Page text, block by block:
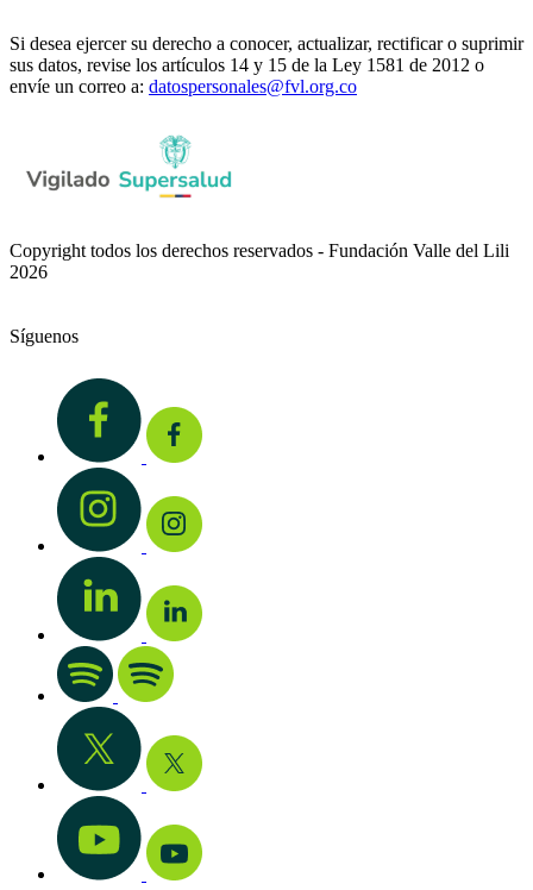
Si desea ejercer su derecho a conocer, actualizar, rectificar o suprimir
sus datos, revise los artículos 14 y 15 de la Ley 1581 de 2012 o
envíe un correo a: datospersonales@fvl.org.co
Copyright todos los derechos reservados - Fundación Valle del Lili
2026
Síguenos